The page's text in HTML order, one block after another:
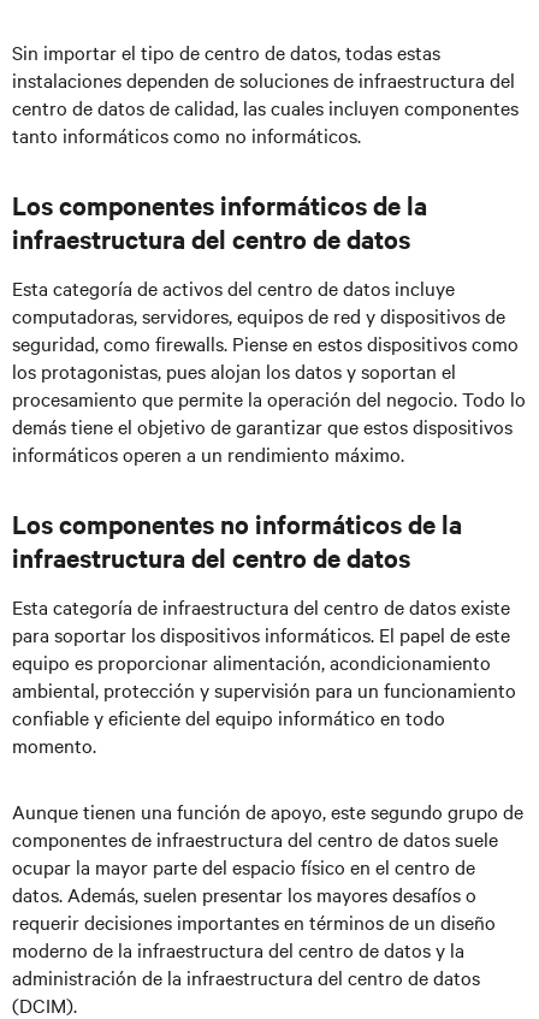
Sin importar el tipo de centro de datos, todas estas
instalaciones dependen de soluciones de infraestructura del
centro de datos de calidad, las cuales incluyen componentes
tanto informáticos como no informáticos.
Los componentes informáticos de la
infraestructura del centro de datos
Esta categoría de activos del centro de datos incluye
computadoras, servidores, equipos de red y dispositivos de
seguridad, como firewalls. Piense en estos dispositivos como
los protagonistas, pues alojan los datos y soportan el
procesamiento que permite la operación del negocio. Todo lo
demás tiene el objetivo de garantizar que estos dispositivos
informáticos operen a un rendimiento máximo.
Los componentes no informáticos de la
infraestructura del centro de datos
Esta categoría de infraestructura del centro de datos existe
para soportar los dispositivos informáticos. El papel de este
equipo es proporcionar alimentación, acondicionamiento
ambiental, protección y supervisión para un funcionamiento
confiable y eficiente del equipo informático en todo
momento.
Aunque tienen una función de apoyo, este segundo grupo de
componentes de infraestructura del centro de datos suele
ocupar la mayor parte del espacio físico en el centro de
datos. Además, suelen presentar los mayores desafíos o
requerir decisiones importantes en términos de un diseño
moderno de la infraestructura del centro de datos y la
administración de la infraestructura del centro de datos
(DCIM).